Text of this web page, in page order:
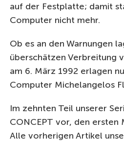
auf der Festplatte; damit
Computer nicht mehr.
Ob es an den Warnungen
überschätzen Verbreitung
am 6. März 1992 erlagen
Computer Michelangelos
Im zehnten Teil unserer
CONCEPT vor, den ersten
Alle vorherigen Artikel